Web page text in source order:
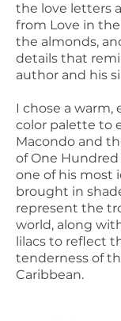
the love letters
from Love in
the almonds,
details that
author and his
I chose a warm,
color palette to
Macondo and
of One Hundred
one of his most
brought in
represent the
world, along
lilacs to reflect
tenderness of
Caribbean.